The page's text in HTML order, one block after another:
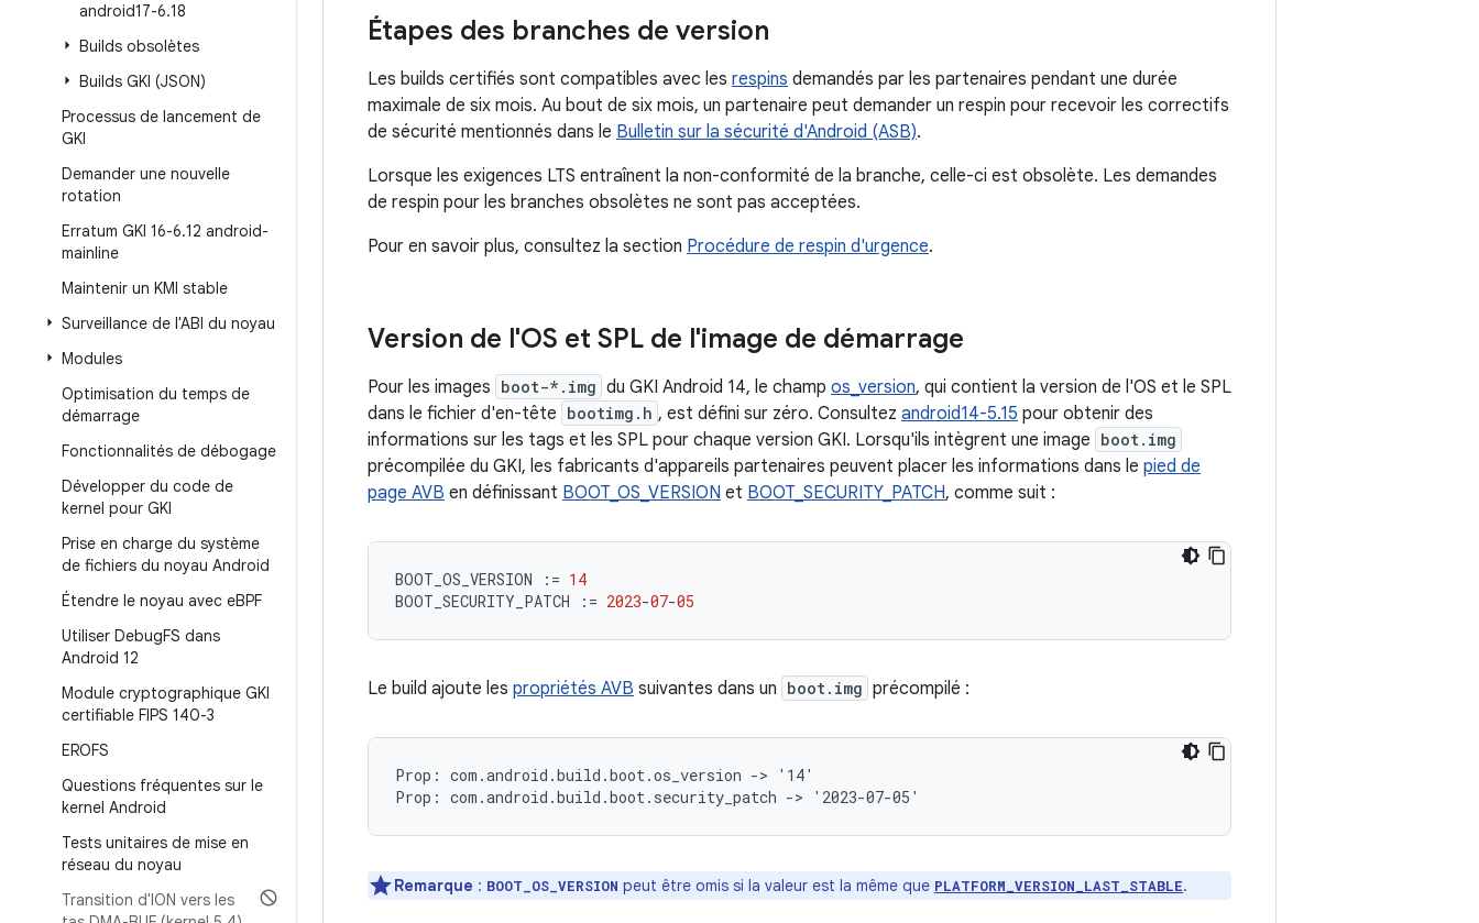
android17-6.18
Builds obsolètes
Builds GKI (JSON)
Processus de lancement de
GKI
Demander une nouvelle
rotation
Erratum GKI 16-6.12 android-
mainline
Maintenir un KMI stable
Surveillance de l'ABI du noyau
Modules
Optimisation du temps de
démarrage
Fonctionnalités de débogage
Développer du code de
kernel pour GKI
Prise en charge du système
de fichiers du noyau Android
Étendre le noyau avec eBPF
Utiliser DebugFS dans
Android 12
Module cryptographique GKI
certifiable FIPS 140-3
EROFS
Questions fréquentes sur le
kernel Android
Tests unitaires de mise en
réseau du noyau
Transition d'ION vers les
Étapes des branches de version
Les builds certifiés sont compatibles avec les respins demandés par les partenaires pendant une durée
maximale de six mois. Au bout de six mois, un partenaire peut demander un respin pour recevoir les correctifs
de sécurité mentionnés dans le Bulletin sur la sécurité d'Android (ASB).
Lorsque les exigences LTS entraînent la non-conformité de la branche, celle-ci est obsolète. Les demandes
de respin pour les branches obsolètes ne sont pas acceptées.
Pour en savoir plus, consultez la section Procédure de respin d'urgence.
Version de l'OS et SPL de l'image de démarrage
Pour les images boot-*.img du GKI Android 14, le champ os_version, qui contient la version de l'OS et le SPL
dans le fichier d'en-tête bootimg.h , est défini sur zéro. Consultez android14-5.15 pour obtenir des
informations sur les tags et les SPL pour chaque version GKI. Lorsqu'ils intègrent une image boot.img
précompilée du GKI, les fabricants d'appareils partenaires peuvent placer les informations dans le pied de
page AVB en définissant BOOT_OS_VERSION et BOOT_SECURITY_PATCH, comme suit :
BOOT_OS_VERSION := 14
BOOT_SECURITY_PATCH
:= 2023-07-05
Le build ajoute les propriétés AVB suivantes dans un boot.img précompilé :
Prop: com.android.build.boot.os_version -> '14'
Remarque : BOOT_OS_VERSION peut être omis si la valeur est la même que PLATFORM_VERSION_LAST_STABLE.